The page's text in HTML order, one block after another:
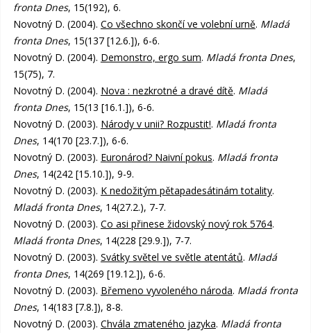
fronta Dnes, 15(192), 6.
Novotný D. (2004). Co všechno skončí ve volební urně. Mladá
fronta Dnes, 15(137 [12.6.]), 6-6.
Novotný D. (2004). Demonstro, ergo sum. Mladá fronta Dnes,
15(75), 7.
Novotný D. (2004). Nova : nezkrotné a dravé dítě. Mladá
fronta Dnes, 15(13 [16.1.]), 6-6.
Novotný D. (2003). Národy v unii? Rozpustit!. Mladá fronta
Dnes, 14(170 [23.7.]), 6-6.
Novotný D. (2003). Euronárod? Naivní pokus. Mladá fronta
Dnes, 14(242 [15.10.]), 9-9.
Novotný D. (2003). K nedožitým pětapadesátinám totality.
Mladá fronta Dnes, 14(27.2.), 7-7.
Novotný D. (2003). Co asi přinese židovský nový rok 5764.
Mladá fronta Dnes, 14(228 [29.9.]), 7-7.
Novotný D. (2003). Svátky světel ve světle atentátů. Mladá
fronta Dnes, 14(269 [19.12.]), 6-6.
Novotný D. (2003). Břemeno vyvoleného národa. Mladá fronta
Dnes, 14(183 [7.8.]), 8-8.
Novotný D. (2003). Chvála zmateného jazyka. Mladá fronta